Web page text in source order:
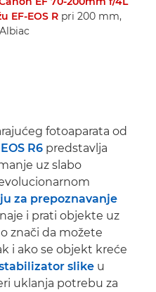
EF-EOS R pri 200 mm,
fotoaparata od
R6 predstavlja
uz slabo
za prepoznavanje
i prati objekte uz
znači da možete
i ako se objekt kreće
slike u
uklanja potrebu za